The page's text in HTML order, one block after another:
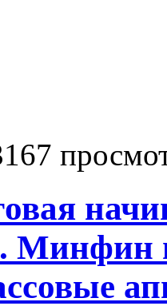
блокирует индексацию.
ЛДПР и «Справедливой
индексации
Минфин